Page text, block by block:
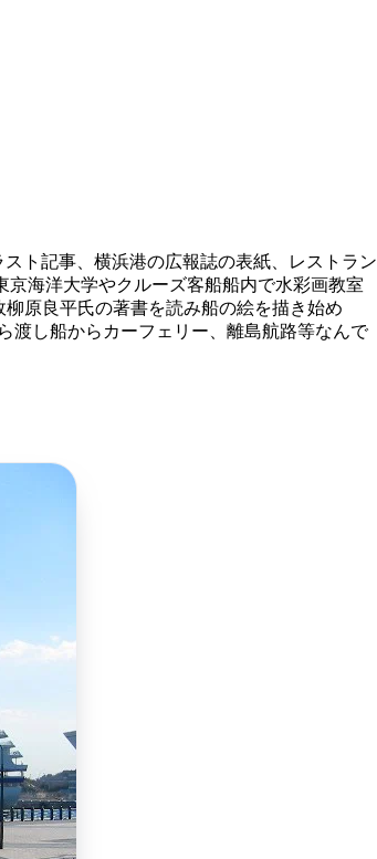
ト記事、横浜港の広報誌の表紙、レストラン
海洋大学やクルーズ客船船内で水彩画教室
原良平氏の著書を読み船の絵を描き始め
渡し船からカーフェリー、離島航路等なんで